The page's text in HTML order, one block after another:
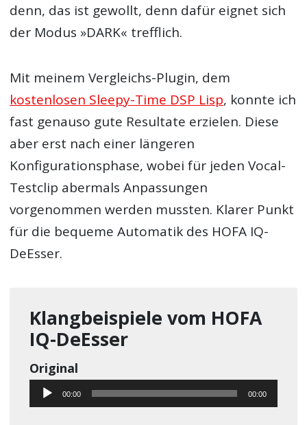
denn, das ist gewollt, denn dafür eignet sich
der Modus »DARK« trefflich.
Mit meinem Vergleichs-Plugin, dem
kostenlosen Sleepy-Time DSP Lisp, konnte ich
fast genauso gute Resultate erzielen. Diese
aber erst nach einer längeren
Konfigurationsphase, wobei für jeden Vocal-
Testclip abermals Anpassungen
vorgenommen werden mussten. Klarer Punkt
für die bequeme Automatik des HOFA IQ-
DeEsser.
Klangbeispiele vom HOFA
IQ-DeEsser
Original
Audio-00:00 00:00